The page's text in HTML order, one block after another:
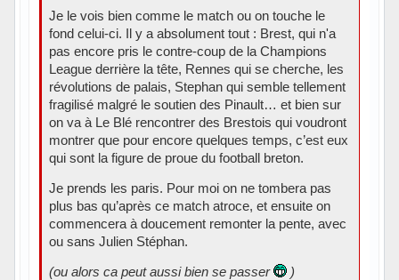
Je le vois bien comme le match ou on touche le
fond celui-ci. Il y a absolument tout : Brest, qui n'a
pas encore pris le contre-coup de la Champions
League derrière la tête, Rennes qui se cherche, les
révolutions de palais, Stephan qui semble tellement
fragilisé malgré le soutien des Pinault… et bien sur
on va à Le Blé rencontrer des Brestois qui voudront
montrer que pour encore quelques temps, c’est eux
qui sont la figure de proue du football breton.
Je prends les paris. Pour moi on ne tombera pas
plus bas qu’après ce match atroce, et ensuite on
commencera à doucement remonter la pente, avec
ou sans Julien Stéphan.
(ou alors ca peut aussi bien se passer
)